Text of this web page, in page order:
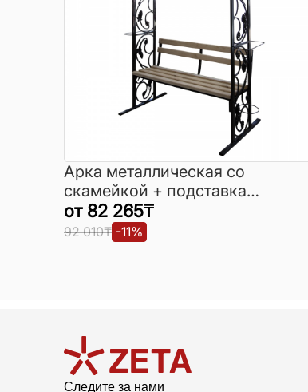
Арка металлическая со
скамейкой + подставка
для цветов с кованными
элементами
от 82 265₸
92 010₸ -11%
Следите за нами